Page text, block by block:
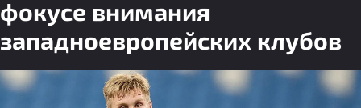
фокусе внимания
западноевропейских клубов